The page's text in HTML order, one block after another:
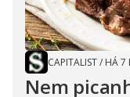
CAPITALIST/ HÁ 7
Nem